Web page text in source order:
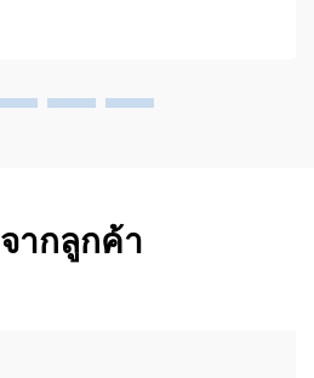
รณ์ประสิทธิภาพสูงที่ PTSC ผมได้...
ากลูกค้า